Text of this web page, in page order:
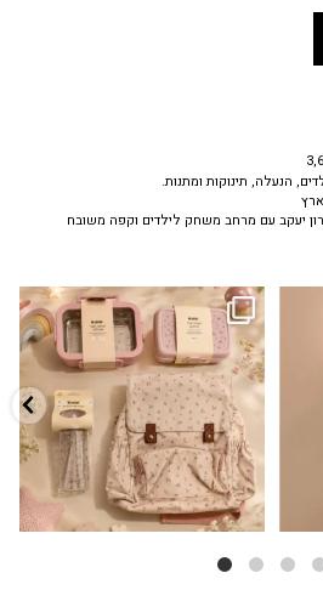
הנעלה, תינוקות ומתנות.
יעקב עם מרחב משחק לילדים וקפה משובח
✨ חוזרים למסגרת בסטייל! ✨
הקולקציה החדשה...
9 4